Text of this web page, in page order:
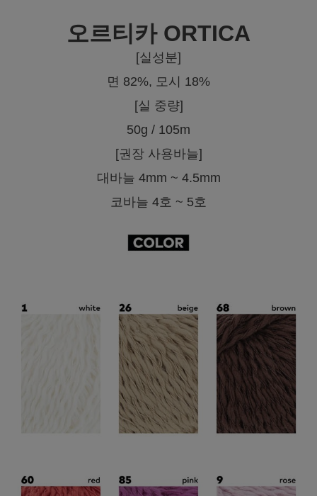
오르티카 ORTICA
[실성분]
면 82%, 모시 18%
[실 중량]
50g / 105m
[권장 사용바늘]
대바늘 4mm ~ 4.5mm
코바늘 4호 ~ 5호